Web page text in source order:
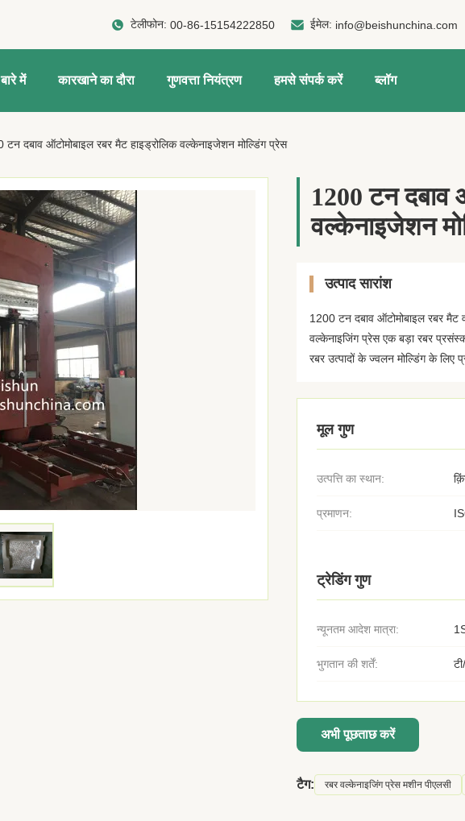
टेलीफोन:00-86-15154222850 ईमेल: info@beishunchina.com
में कारखाने का दौरा गुणवत्ता नियंत्रण हमसे संपर्क करें ब्लॉग
टन दबाव ऑटोमोबाइल रबर मैट हाइड्रोलिक वल्केनाइजेशन मोल्डिंग प्रेस
1200 टन दबाव
वल्केनाइजेशन
उत्पाद सारांश
1200 टन दबाव ऑटोमोबाइल रबर मैट
वल्केनाइजिंग प्रेस एक बड़ा रबर
रबर उत्पादों के ज्वलन मोल्डिंग के लिए
मूल गुण
उत्पत्ति का स्थान:
प्रमाणन:
ट्रेडिंग गुण
न्यूनतम आदेश मात्रा:
भुगतान की शर्तें:
अभी पूछताछ करें
टैग: रबर वल्केनाइजिंग प्रेस मशीन पीएलसी